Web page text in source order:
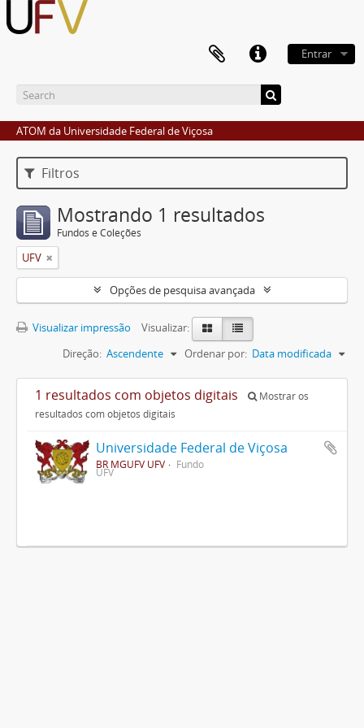
Entrar
ATOM da Universidade Federal de Viçosa
Filtros
Mostrando 1 resultados
Fundos e Coleções
UFV
Opções de pesquisa avançada
Visualizar impressão
Visualizar:
Ordenar por: Data modificada
Direção: Ascendente
1 resultados com objetos digitais
Mostrar os
resultados com objetos digitais
Universidade Federal de Viçosa
BR MGUFV UFV Fundo
UFV